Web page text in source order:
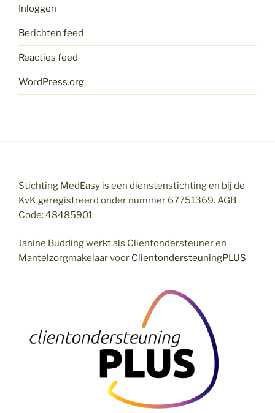
Inloggen
Berichten feed
Reacties feed
WordPress.org
Stichting MedEasy is een dienstenstichting en bij de
KvK geregistreerd onder nummer 67751369. AGB
Code: 48485901
Janine Budding werkt als Clientondersteuner en
Mantelzorgmakelaar voor ClientondersteuningPLUS